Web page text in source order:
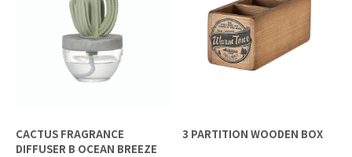
CACTUS FRAGRANCE
DIFFUSER B OCEAN BREEZE
3 PARTITION WOODEN BOX